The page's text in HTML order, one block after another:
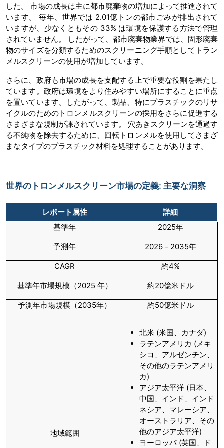
した。 市場の成長は主に都市廃棄物の増加によって推進されて
います。 毎年、世界では 2.01億トンの都市ごみが排出されて
いますが、少なくともその 33% は環境を保護する方法で管理
されていません。 したがって、都市廃棄物業界では、固形廃棄
物のサイズを分類するためのスクリーニング手順としてトラン
メルスクリーンの使用が増加しています。
さらに、政府も市場の成長を支配する上で重要な役割を果たし
ています。政府は環境をより住みやすい場所にすることに重点
を置いています。したがって、製品、特にプラスチックのリサ
イクルのためのトロンメルスクリーンの採用をさらに促進する
さまざまな規制が課されています。 穴あきスクリーンを通過す
る不純物を除去するために、回転トロンメルを使用してさまざ
まなタイプのプラスチック材料を処理することがあります。
世界のトロンメルスクリーン市場の定義: 主要な洞察
レポート属性
詳細
基準年
2025年
予測年 2026－2035年
CAGR 約4%
基準年市場規模（2025 年） 約20億米ドル
予測年市場規模（2035年） 約50億米ドル
地域範囲
北米 (米国、カナダ)
ラテンアメリカ (メキ
シコ、アルゼンチン、
その他のラテンアメリ
カ)
アジア太平洋 (日本、
中国、インド、インド
ネシア、マレーシア、
オーストラリア、その
他のアジア太平洋)
ヨーロッパ (英国、ド